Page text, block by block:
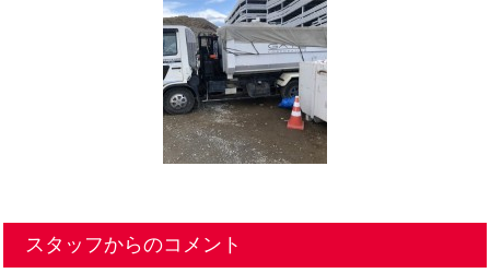
スタッフからのコメント